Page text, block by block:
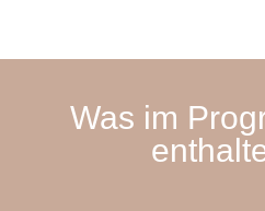
Was im